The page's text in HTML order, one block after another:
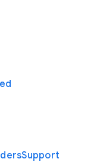
Support